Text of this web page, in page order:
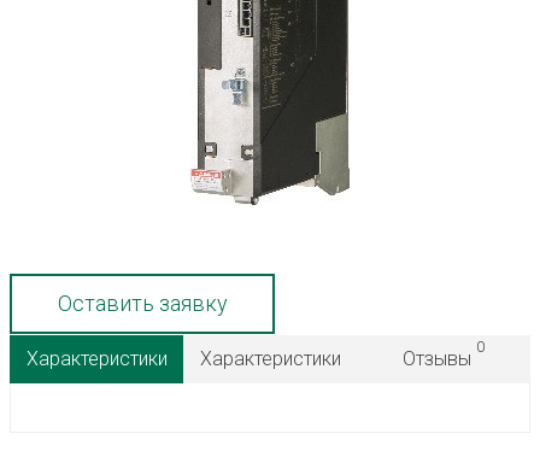
Оставить заявку
Характеристики Характеристики Отзывы
0